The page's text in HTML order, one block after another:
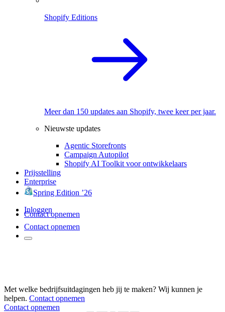
Shopify Editions
Meer dan 150 updates aan Shopify, twee keer per jaar.
Nieuwste updates
Agentic Storefronts
Campaign Autopilot
Shopify AI Toolkit voor ontwikkelaars
Prijsstelling
Enterprise
Spring Edition ’26
Inloggen
Contact opnemen
Contact opnemen
Met welke bedrijfsuitdagingen heb jij te maken? Wij kunnen je
helpen. Contact opnemen
Contact opnemen